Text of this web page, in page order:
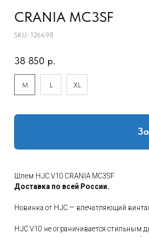
CRANIA MC3SF
SKU: 126698
38 850 р.
M L XL
Шлем HJC V10 CRANIA MC3SF
Доставка по всей России.
Новинка от HJC — впечатляющий
HJC V10 не ограничивается стильным